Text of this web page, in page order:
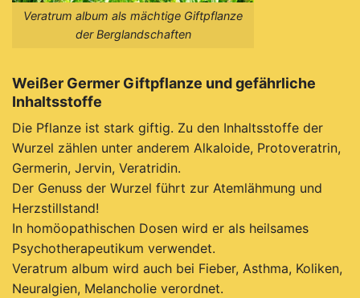
Veratrum album als mächtige Giftpflanze
der Berglandschaften
Weißer Germer Giftpflanze und gefährliche
Inhaltsstoffe
Die Pflanze ist stark giftig. Zu den Inhaltsstoffe der
Wurzel zählen unter anderem Alkaloide, Protoveratrin,
Germerin, Jervin, Veratridin.
Der Genuss der Wurzel führt zur Atemlähmung und
Herzstillstand!
In homöopathischen Dosen wird er als heilsames
Psychotherapeutikum verwendet.
Veratrum album wird auch bei Fieber, Asthma, Koliken,
Neuralgien, Melancholie verordnet.